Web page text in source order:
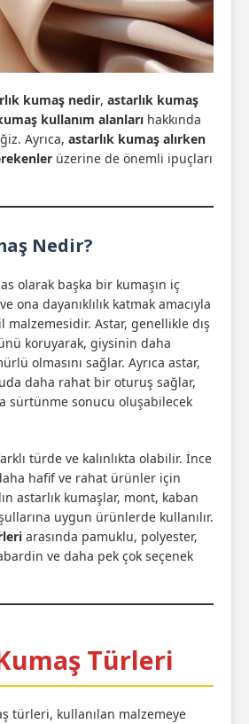
kumaş nedir, astarlık kumaş
kullanım alanları hakkında
Ayrıca, astarlık kumaş alırken
üzerine de önemli ipuçları
Nedir?
olarak başka bir kumaşın iç
ona dayanıklılık katmak amacıyla
malzemesidir. Astar, genellikle dış
koruyarak, giysinin daha
olmasını sağlar. Ayrıca astar,
daha rahat bir oturuş sağlar,
sürtünme sonucu oluşabilecek
türde ve kalınlıkta olabilir. İnce
hafif ve rahat ürünler için
astarlık kumaşlar, mont, kaban
uygun ürünlerde kullanılır.
arasında pamuklu, polyester,
ve daha pek çok seçenek
Türleri
türleri, kullanılan malzemeye